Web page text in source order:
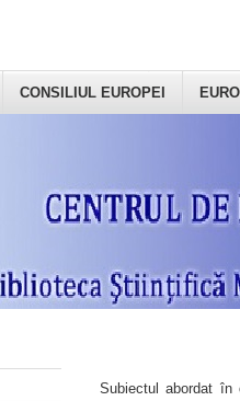
CONSILIUL EUROPEI
Subiectul abordat în